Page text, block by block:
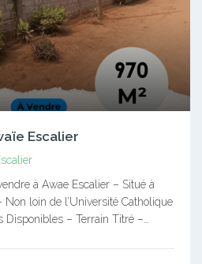
Escalier
à Awae Escalier – Situé à
Non loin de l’Université Catholique
Disponibles – Terrain Titré –…